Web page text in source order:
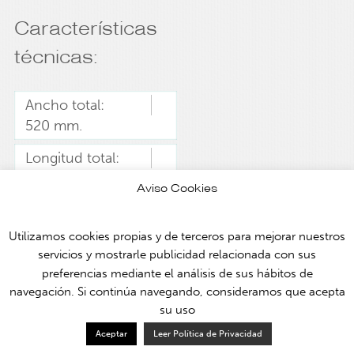
Características
técnicas:
Ancho total:
520 mm.
Longitud total:
160 kg.
© Assessorament i Mobilitat 2026 / Política de privacidad
Aviso Cookies
Utilizamos cookies propias y de terceros para mejorar nuestros
servicios y mostrarle publicidad relacionada con sus
preferencias mediante el análisis de sus hábitos de
navegación. Si continúa navegando, consideramos que acepta
su uso
Aceptar Leer Política de Privacidad